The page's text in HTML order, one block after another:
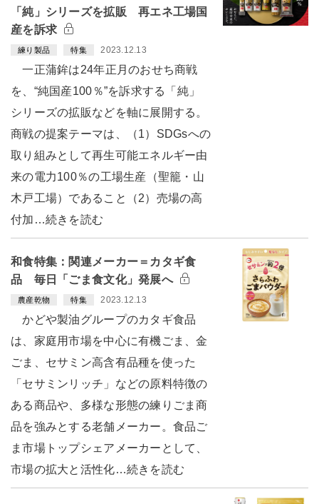
「純」シリーズを拡販 再エネ工場国
産を訴求
練り製品 特集 2023.12.13
一正蒲鉾は24年正月のおせち商戦
を、“純国産100％”を訴求する「純」
シリーズの拡販などを軸に展開する。
商戦の提案テーマは、（1）SDGsへの
取り組みとして再生可能エネルギー由
来の電力100％の工場生産（聖籠・山
木戸工場）であること（2）売場の高
付加…続きを読む
和食特集：関連メーカー＝カタギ食
品 毎日「ごま食文化」発展へ
農産乾物 特集 2023.12.13
かどや製油グループのカタギ食品
は、家庭用市場を中心に有機ごま、金
ごま、セサミン高含有品種を使った
「セサミンリッチ」などの原料特徴の
ある商品や、多様な形態の練りごま商
品を強みとする老舗メーカー。食品ご
ま市場トップシェアメーカーとして、
市場の拡大と活性化…続きを読む